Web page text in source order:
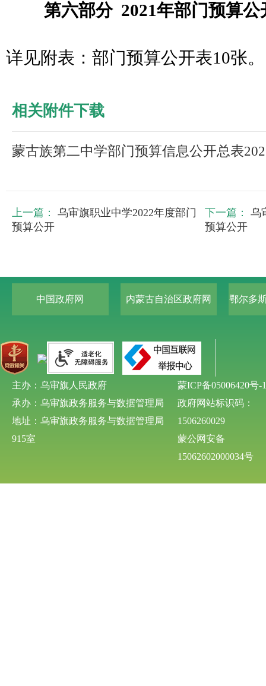
第六部分2021年部门预算公
详见附表：部门预算公开表10张。
相关附件下载
蒙古族第二中学部门预算信息公开总表
上一篇：
乌审旗职业中学2022年度部门
预算公开
下一篇：
乌
预算公开
中国政府网 内蒙古自治区政府网 鄂尔多
主办：乌审旗人民政府
承办：乌审旗政务服务与数据管理局
地址：乌审旗政务服务与数据管理局
915室
蒙ICP备05006420号-1
政府网站标识码：
1506260029
蒙公网安备
15062602000034号